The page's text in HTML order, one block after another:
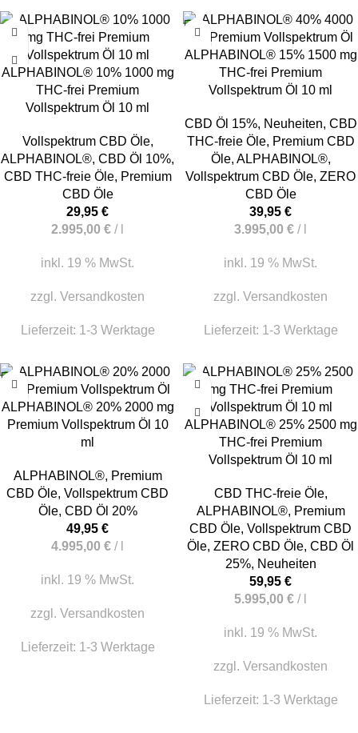
ALPHABINOL® 10% 1000 mg
THC-frei Premium
Vollspektrum Öl 10 ml
Vollspektrum CBD Öle,
ALPHABINOL®, CBD Öl 10%,
CBD THC-freie Öle, Premium
CBD Öle
29,95 €
2.995,00 € /
inkl. 19 % MwSt.
zzgl. Versandkosten
Lieferzeit: 1-3 Werktage
ALPHABINOL® 15% 1500 mg
THC-frei Premium
Vollspektrum Öl 10 ml
CBD Öl 15%, Neuheiten, CBD
THC-freie Öle, Premium CBD
Öle, ALPHABINOL®,
Vollspektrum CBD Öle, ZERO
CBD Öle
39,95 €
3.995,00 € /
inkl. 19 % MwSt.
zzgl. Versandkosten
Lieferzeit: 1-3 Werktage
ALPHABINOL® 20% 2000 mg
Premium Vollspektrum Öl 10
ml
ALPHABINOL®, Premium
CBD Öle, Vollspektrum CBD
Öle, CBD Öl 20%
49,95 €
4.995,00 € /
inkl. 19 % MwSt.
zzgl. Versandkosten
Lieferzeit: 1-3 Werktage
ALPHABINOL® 25% 2500 mg
THC-frei Premium
Vollspektrum Öl 10 ml
CBD THC-freie Öle,
ALPHABINOL®, Premium
CBD Öle, Vollspektrum CBD
Öle, ZERO CBD Öle, CBD Öl
25%, Neuheiten
59,95 €
5.995,00 € /
inkl. 19 % MwSt.
zzgl. Versandkosten
Lieferzeit: 1-3 Werktage